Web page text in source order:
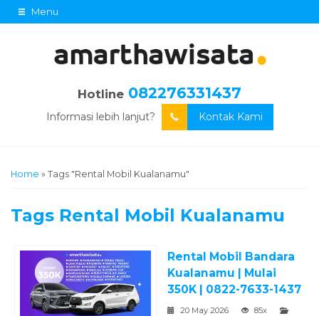
Menu
Hotline 082276331437
Informasi lebih lanjut? Kontak Kami
Home » Tags "Rental Mobil Kualanamu"
Tags Rental Mobil Kualanamu
Rental Mobil Bandara
Kualanamu | Mulai
350K | 0822-7633-1437
20 May 2026
85x